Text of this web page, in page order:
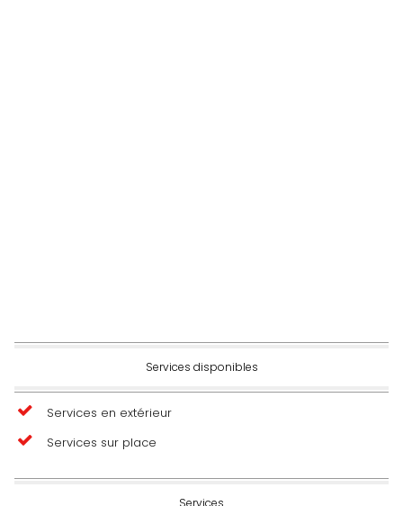
Services disponibles
Services en extérieur
Services sur place
Services